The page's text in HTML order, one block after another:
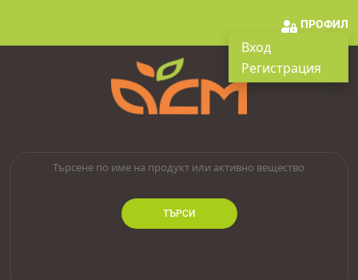
ПРОФИЛ
Вход
Регистрация
ТЪРСИ